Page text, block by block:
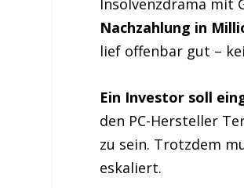
Insolvenzdrama mit
Nachzahlung in
lief offenbar gut –
Ein Investor soll
den PC-Hersteller
zu sein. Trotzdem
eskaliert.